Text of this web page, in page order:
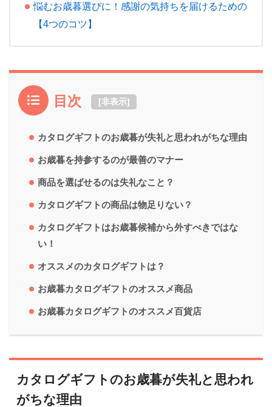
悩むお歳暮選びに！感謝の気持ちを届けるための
【4つのコツ】
目次 [非表示]
カタログギフトのお歳暮が失礼と思われがちな理由
お歳暮を持参するのが最善のマナー
商品を選ばせるのは失礼なこと？
カタログギフトの商品は物足りない？
カタログギフトはお歳暮候補から外すべきではな
い！
オススメのカタログギフトは？
お歳暮カタログギフトのオススメ商品
お歳暮カタログギフトのオススメ百貨店
カタログギフトのお歳暮が失礼と思われ
がちな理由